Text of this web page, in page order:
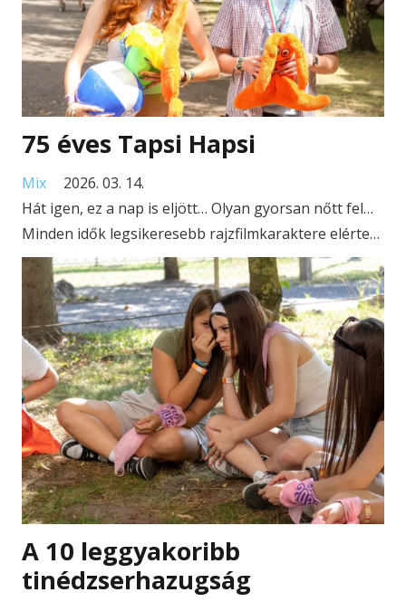
75 éves Tapsi Hapsi
Mix
2026. 03. 14.
Hát igen, ez a nap is eljött… Olyan gyorsan nőtt fel…
Minden idők legsikeresebb rajzfilmkaraktere elérte…
A 10 leggyakoribb
tinédzserhazugság